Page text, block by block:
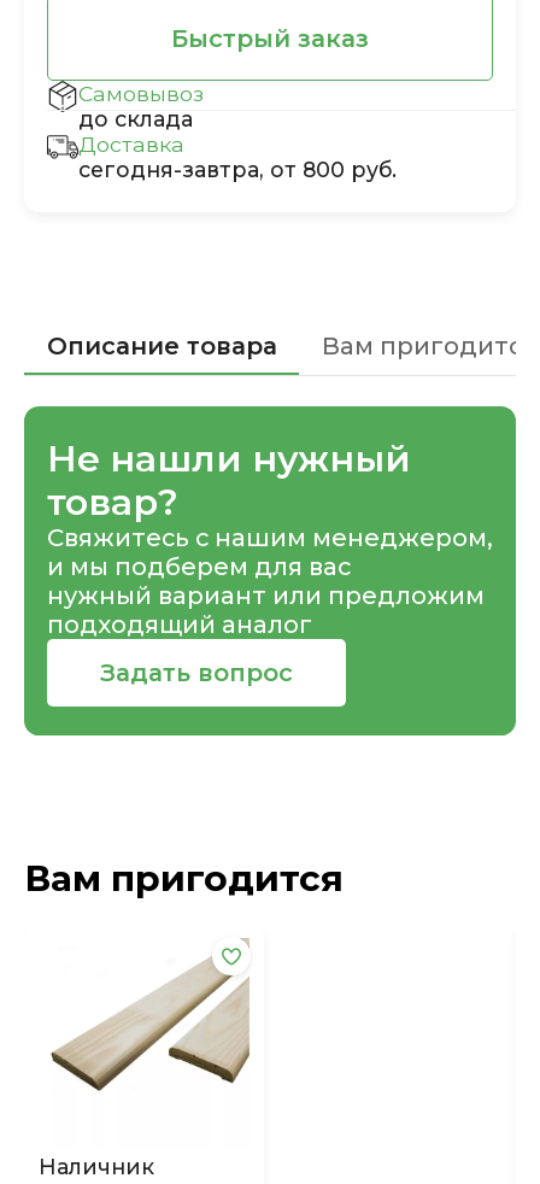
Быстрый заказ
Самовывоз
до склада
Доставка
сегодня-завтра, от 800 руб.
Описание товара Вам пригодится
Не нашли нужный
товар?
Свяжитесь с нашим менеджером,
и мы подберем для вас
нужный вариант или предложим
подходящий аналог
Задать вопрос
Вам пригодится
Наличник